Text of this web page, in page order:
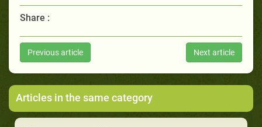
Share :
Previous article Next article
Articles in the same category